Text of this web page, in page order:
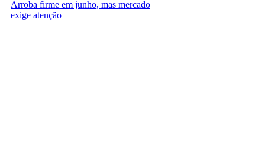
Arroba firme em junho, mas mercado
exige atenção